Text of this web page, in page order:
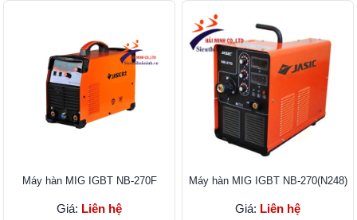
Máy hàn MIG IGBT NB-270F
Giá: Liên hệ
Máy hàn MIG IGBT NB-270(N248)
Giá: Liên hệ